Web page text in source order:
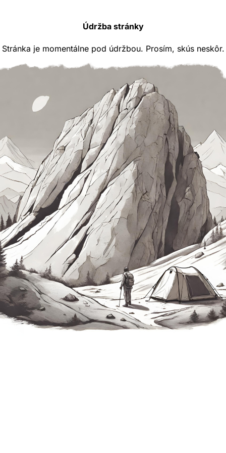
Údržba stránky
Stránka je momentálne pod údržbou. Prosím, skús neskôr.